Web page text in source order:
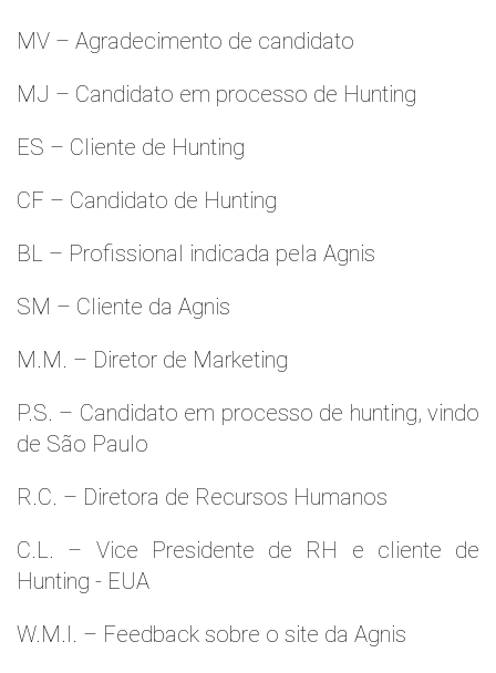
MV – Agradecimento de candidato
MJ – Candidato em processo de Hunting
ES – Cliente de Hunting
CF – Candidato de Hunting
BL – Profissional indicada pela Agnis
SM – Cliente da Agnis
M.M. – Diretor de Marketing
P.S. – Candidato em processo de hunting, vindo
de São Paulo
R.C. – Diretora de Recursos Humanos
C.L. – Vice Presidente de RH e cliente de
Hunting - EUA
W.M.l. – Feedback sobre o site da Agnis